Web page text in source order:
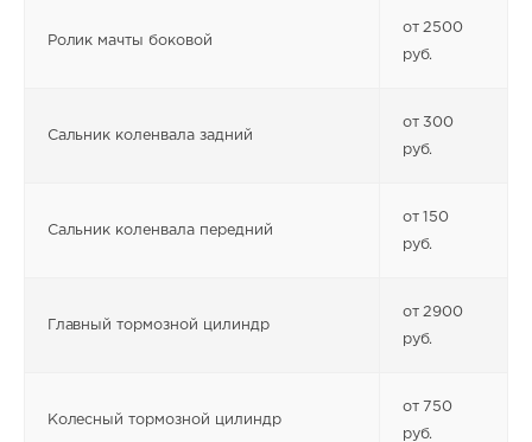
Ролик мачты боковой
от 2500
руб.
Сальник коленвала задний
от 300
руб.
Сальник коленвала передний
от 150
руб.
Главный тормозной цилиндр
от 2900
руб.
Колесный тормозной цилиндр
от 750
руб.